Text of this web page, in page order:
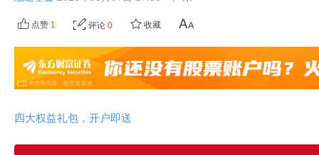
点赞 1 评论 0 收藏
四大权益礼包，开户即送